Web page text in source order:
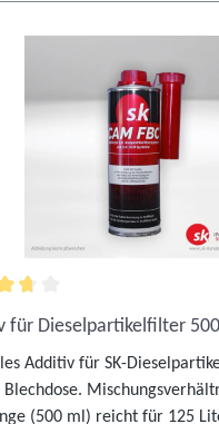
Bewertung von
für Dieselpartikelfilter
Additiv für SK-
Blechdose.
(500 ml) reicht für 125